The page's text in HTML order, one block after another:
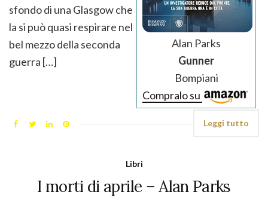
Alan Parks
Gunner
Bompiani
Compralo su
sfondo di una Glasgow che
la si può quasi respirare nel
bel mezzo della seconda
guerra […]
Leggi tutto
Libri
I morti di aprile – Alan Parks